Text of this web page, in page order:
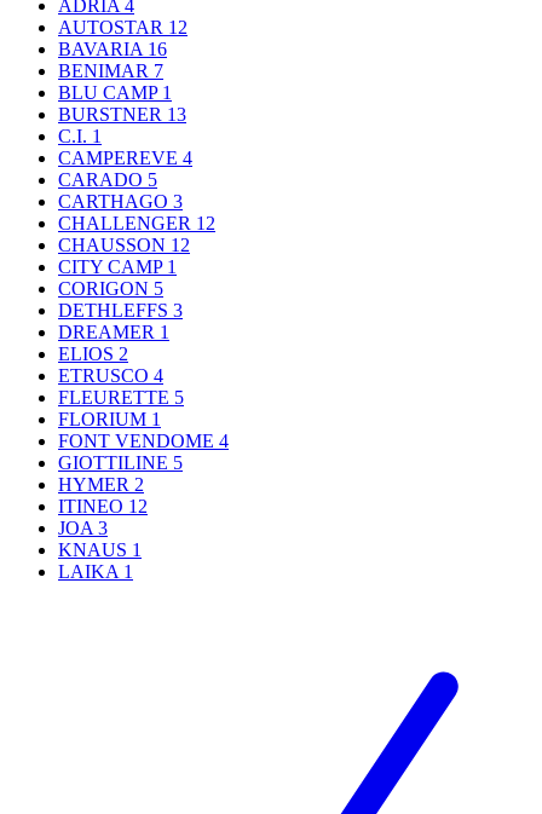
ADRIA 4
AUTOSTAR 12
BAVARIA 16
BENIMAR 7
BLU CAMP 1
BURSTNER 13
C.I. 1
CAMPEREVE 4
CARADO 5
CARTHAGO 3
CHALLENGER 12
CHAUSSON 12
CITY CAMP 1
CORIGON 5
DETHLEFFS 3
DREAMER 1
ELIOS 2
ETRUSCO 4
FLEURETTE 5
FLORIUM 1
FONT VENDOME 4
GIOTTILINE 5
HYMER 2
ITINEO 12
JOA 3
KNAUS 1
LAIKA 1